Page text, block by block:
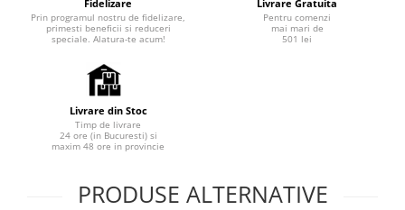
Fidelizare
Prin programul nostru de fidelizare,
primesti beneficii si reduceri
speciale. Alatura-te acum!
Livrare Gratuita
Pentru comenzi
mai mari de
501 lei
Livrare din Stoc
Timp de livrare
24 ore (in Bucuresti) si
maxim 48 ore in provincie
PRODUSE ALTERNATIVE